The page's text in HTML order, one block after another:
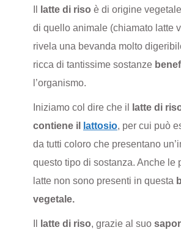
latte di riso è di origine
di quello animale (chiamato latte
rivela una bevanda molto
ricca di tantissime sostanze
l’organismo.
Iniziamo col dire che il latte di
contiene il
lattosio, per cui può
da tutti coloro che presentano
questo tipo di sostanza. Anche le
latte non sono presenti in questa
vegetale.
latte di riso, grazie al suo